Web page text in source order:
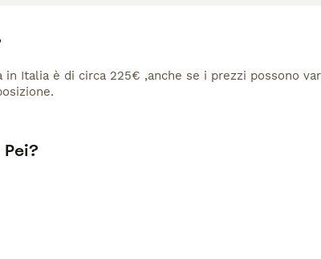
Italia è di circa 225€ ,anche se i prezzi possono